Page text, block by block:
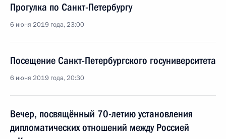
Прогулка по Санкт-Петербургу
6 июня 2019 года, 23:00
Посещение Санкт-Петербургского госуниверситета
6 июня 2019 года, 20:30
Вечер, посвящённый 70-летию установления
дипломатических отношений между Россией